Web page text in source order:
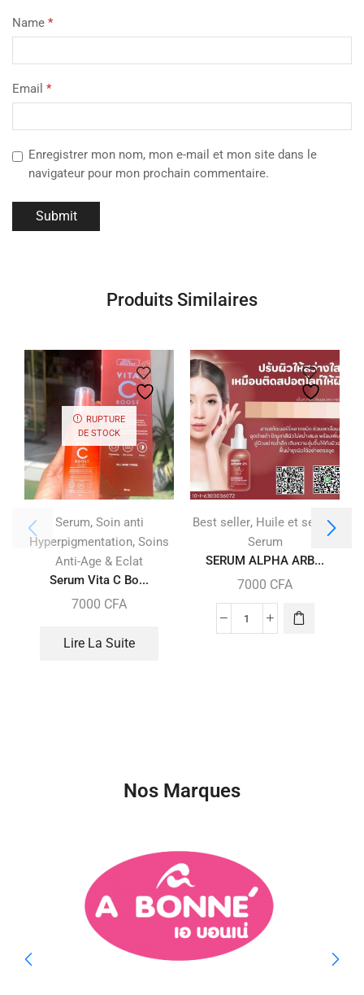
Name *
Email *
Enregistrer mon nom, mon e-mail et mon site dans le
navigateur pour mon prochain commentaire.
Produits Similaires
RUPTURE
DE STOCK
Serum, Soin anti
Hyperpigmentation, Soins
Anti-Age & Eclat
Serum Vita C Bo...
7000 CFA
Lire La Suite
Best seller, Huile et serum
Serum
SERUM ALPHA ARB...
7000 CFA
Nos Marques